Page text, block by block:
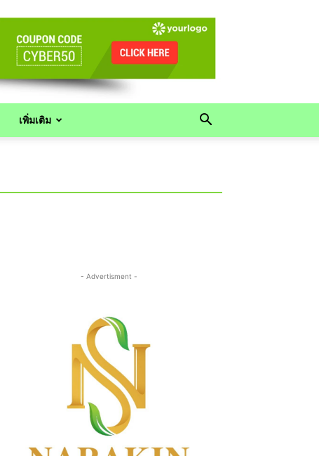
เพิ่มเติม
- Advertisment -